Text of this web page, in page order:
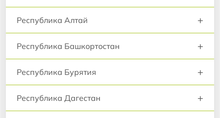
Республика Алтай +
Республика Башкортостан +
Республика Бурятия +
Республика Дагестан +